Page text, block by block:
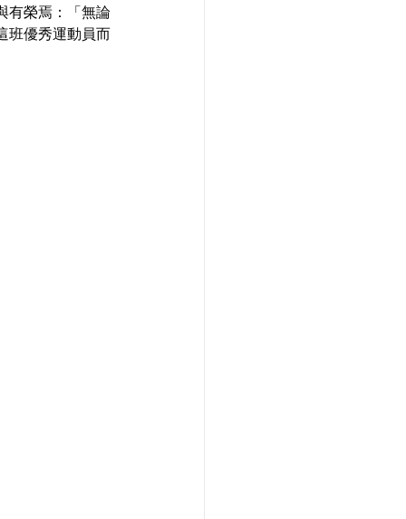
有榮焉：「無論
班優秀運動員而